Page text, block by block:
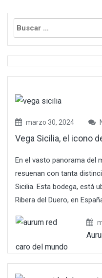
Buscar:
marzo 30, 2024
Vega Sicilia, el icono
En el vasto panorama del
resuenan con tanta
Sicilia. Esta bodega, está
Ribera del Duero, en
caro del mundo